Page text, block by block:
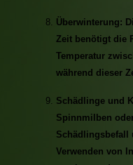
Überwinterung:
Zeit benötigt die
Temperatur
während dieser
Schädlinge und
Spinnmilben
Schädlingsbefall
Verwenden von